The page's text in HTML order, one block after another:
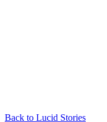
Back to Lucid Stories